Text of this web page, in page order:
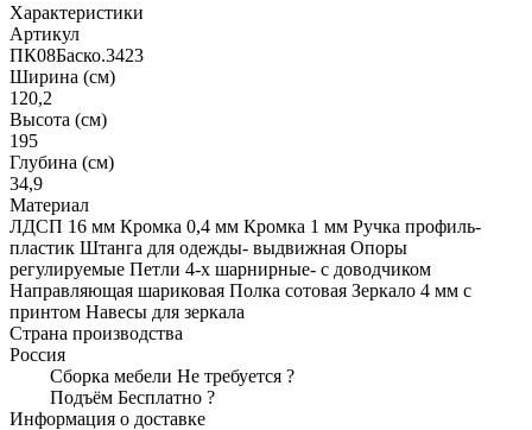
Характеристики
Артикул
ПК08Баско.3423
Ширина (см)
120,2
Высота (см)
195
Глубина (см)
34,9
Материал
ЛДСП 16 мм Кромка 0,4 мм Кромка 1 мм Ручка профиль-
пластик Штанга для одежды- выдвижная Опоры
регулируемые Петли 4-х шарнирные- с доводчиком
Направляющая шариковая Полка сотовая Зеркало 4 мм с
принтом Навесы для зеркала
Страна производства
Россия
Сборка мебели Не требуется ?
Подъём Бесплатно ?
Информация о доставке